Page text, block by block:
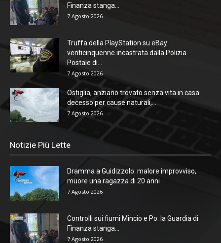
Finanza stanga...
7 Agosto 2026
Truffa della PlayStation su eBay:
venticinquenne incastrata dalla Polizia
Postale di...
7 Agosto 2026
Ostiglia, anziano trovato senza vita in casa:
decesso per cause naturali,...
7 Agosto 2026
Notizie Più Lette
Dramma a Guidizzolo: malore improvviso,
muore una ragazza di 20 anni
7 Agosto 2026
Controlli sui fiumi Mincio e Po: la Guardia di
Finanza stanga...
7 Agosto 2026